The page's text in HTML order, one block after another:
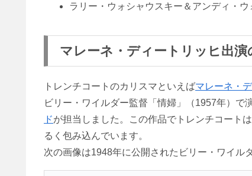
ラリー・ウォシャウスキー＆アンディ・
マレーネ・ディートリッヒ出演
トレンチコートのカリスマといえばマレーネ・
ビリー・ワイルダー監督「情婦」（1957年）で
ドが担当しました。この作品でトレンチコート
るく包み込んでいます。
次の画像は1948年に公開されたビリー・ワイル